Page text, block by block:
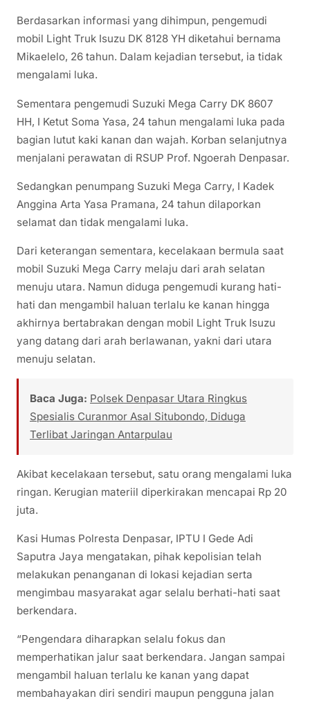
Berdasarkan informasi yang dihimpun, pengemudi
mobil Light Truk Isuzu DK 8128 YH diketahui bernama
Mikaelelo, 26 tahun. Dalam kejadian tersebut, ia tidak
mengalami luka.
Sementara pengemudi Suzuki Mega Carry DK 8607
HH, I Ketut Soma Yasa, 24 tahun mengalami luka pada
bagian lutut kaki kanan dan wajah. Korban selanjutnya
menjalani perawatan di RSUP Prof. Ngoerah Denpasar.
Sedangkan penumpang Suzuki Mega Carry, I Kadek
Anggina Arta Yasa Pramana, 24 tahun dilaporkan
selamat dan tidak mengalami luka.
Dari keterangan sementara, kecelakaan bermula saat
mobil Suzuki Mega Carry melaju dari arah selatan
menuju utara. Namun diduga pengemudi kurang hati-
hati dan mengambil haluan terlalu ke kanan hingga
akhirnya bertabrakan dengan mobil Light Truk Isuzu
yang datang dari arah berlawanan, yakni dari utara
menuju selatan.
Baca Juga: Polsek Denpasar Utara Ringkus
Spesialis Curanmor Asal Situbondo, Diduga
Terlibat Jaringan Antarpulau
Akibat kecelakaan tersebut, satu orang mengalami luka
ringan. Kerugian materiil diperkirakan mencapai Rp 20
juta.
Kasi Humas Polresta Denpasar, IPTU I Gede Adi
Saputra Jaya mengatakan, pihak kepolisian telah
melakukan penanganan di lokasi kejadian serta
mengimbau masyarakat agar selalu berhati-hati saat
berkendara.
“Pengendara diharapkan selalu fokus dan
memperhatikan jalur saat berkendara. Jangan sampai
mengambil haluan terlalu ke kanan yang dapat
membahayakan diri sendiri maupun pengguna jalan